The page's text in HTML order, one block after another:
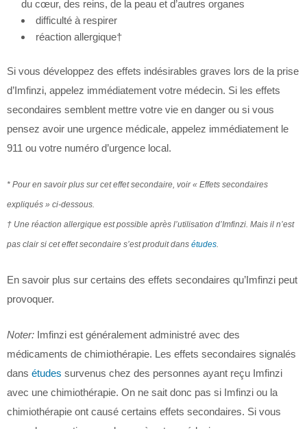
du cœur, des reins, de la peau et d’autres organes
difficulté à respirer
réaction allergique†
Si vous développez des effets indésirables graves lors de la prise
d’Imfinzi, appelez immédiatement votre médecin. Si les effets
secondaires semblent mettre votre vie en danger ou si vous
pensez avoir une urgence médicale, appelez immédiatement le
911 ou votre numéro d’urgence local.
* Pour en savoir plus sur cet effet secondaire, voir « Effets secondaires
expliqués » ci-dessous.
† Une réaction allergique est possible après l’utilisation d’Imfinzi. Mais il n’est
pas clair si cet effet secondaire s’est produit dans études.
En savoir plus sur certains des effets secondaires qu’Imfinzi peut
provoquer.
Noter: Imfinzi est généralement administré avec des
médicaments de chimiothérapie. Les effets secondaires signalés
dans études survenus chez des personnes ayant reçu Imfinzi
avec une chimiothérapie. On ne sait donc pas si Imfinzi ou la
chimiothérapie ont causé certains effets secondaires. Si vous